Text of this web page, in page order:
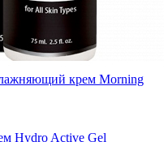
крем Morning